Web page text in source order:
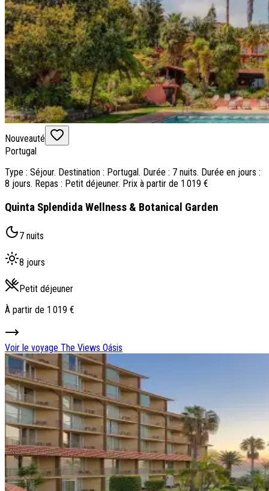
Nouveauté
Portugal
Type : Séjour. Destination : Portugal. Durée : 7 nuits. Durée en jours :
8 jours. Repas : Petit déjeuner. Prix à partir de 1 019 €
Quinta Splendida Wellness & Botanical Garden
7 nuits
8 jours
Petit déjeuner
À partir de 1 019 €
Voir le voyage The Views Oásis